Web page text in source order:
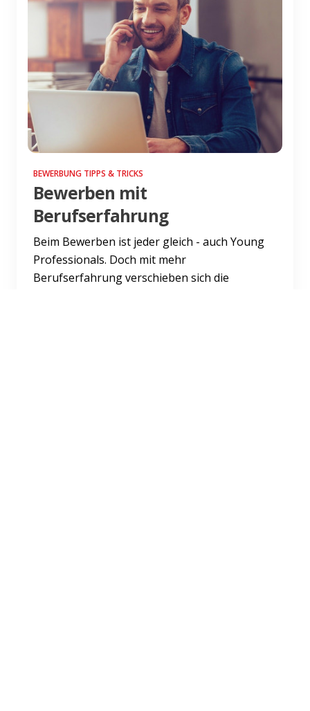
BEWERBUNG TIPPS & TRICKS
Bewerben mit
Berufserfahrung
Beim Bewerben ist jeder gleich - auch Young
Professionals. Doch mit mehr
Berufserfahrung verschieben sich die